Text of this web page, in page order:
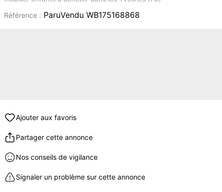
Référence : ParuVendu WB175168868
Ajouter aux favoris
Partager cette annonce
Nos conseils de vigilance
Signaler un problème sur cette annonce